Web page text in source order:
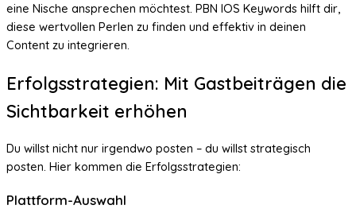
eine Nische ansprechen möchtest. PBN IOS Keywords hilft dir,
diese wertvollen Perlen zu finden und effektiv in deinen
Content zu integrieren.
Erfolgsstrategien: Mit Gastbeiträgen die
Sichtbarkeit erhöhen
Du willst nicht nur irgendwo posten – du willst strategisch
posten. Hier kommen die Erfolgsstrategien:
Plattform-Auswahl